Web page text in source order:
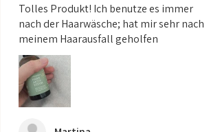
Tolles Produkt! Ich benutze es immer
nach der Haarwäsche; hat mir sehr nach
meinem Haarausfall geholfen